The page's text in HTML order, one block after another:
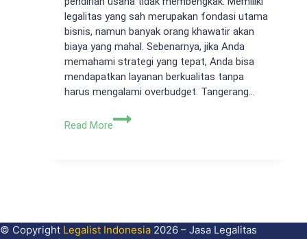
legalitas yang sah merupakan fondasi utama
bisnis, namun banyak orang khawatir akan
biaya yang mahal. Sebenarnya, jika Anda
memahami strategi yang tepat, Anda bisa
mendapatkan layanan berkualitas tanpa
harus mengalami overbudget. Tangerang…
Read More
Cara
Tidak
© Copyright Legalist Indonesia 2026 – Jasa Legalitas